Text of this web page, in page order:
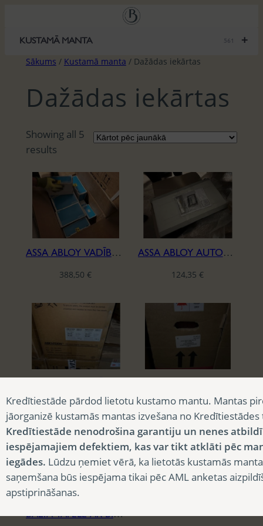
saturu
+
KUSTAMĀ MANTA 561
Sākums / Kustamā manta / Dažādas iekārtas
Dažādas iekārtas
Showing all 5
resultsS
r
t
e
d
b
y
t
t
ASSA ABLOY VADĪBAS BLOKI
388,50€
ASSA ABLOY AUTOMĀTISKAIS BLOKS
124,35 €
537,75€ 4 370,25€
BALTA TĀFELE AR BĪDĀMO STATĪVU
Kredītiestāde pārdod lietotu kustamo mantu. Mantas
jāorganizē kustamās mantas izvešana no
Kredītiestāde nenodrošina garantiju un nenes
iespējamajiem defektiem, kas var tikt atklāti pēc
iegādes. Lūdzu ņemiet vērā, ka lietotās kustamās
saņemšana būs iespējama tikai pēc AML anketas
apstiprināšanas.